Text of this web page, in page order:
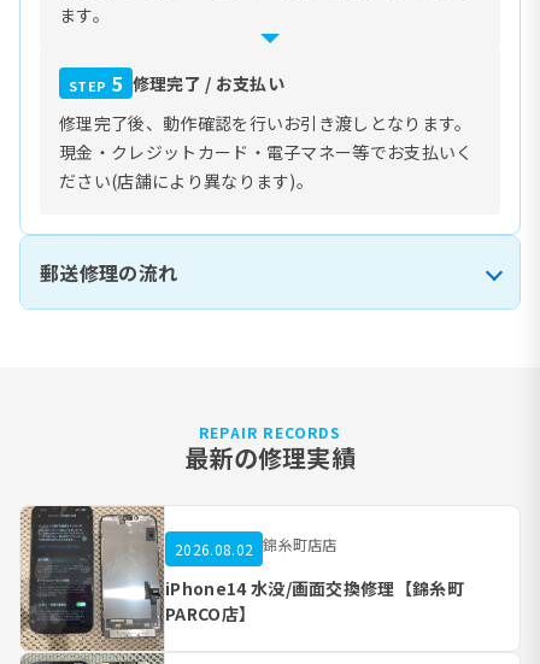
ます。
STEP 5 修理完了 / お支払い
修理完了後、動作確認を行いお引き渡しとなります。
現金・クレジットカード・電子マネー等でお支払いく
ださい(店舗により異なります)。
郵送修理の流れ
REPAIR RECORDS
最新の修理実績
2026.08.02 錦糸町店店
iPhone14 水没/画面交換修理【錦糸町
PARCO店】